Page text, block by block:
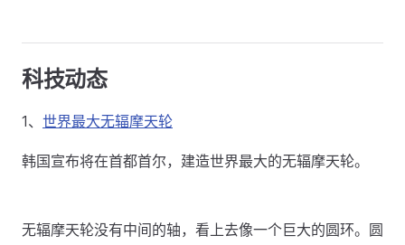
科技动态
1、 世界最大无辐摩天轮
韩国宣布将在首都首尔，建造世界最大的无辐摩天轮。
无辐摩天轮没有中间的轴，看上去像一个巨大的圆环。圆